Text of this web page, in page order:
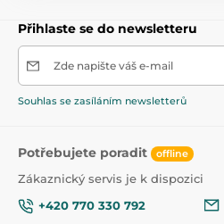
Přihlaste se do newsletteru
Zde napište váš e-mail
Souhlas se zasíláním newsletterů
Potřebujete poradit offline
Zákaznický servis je k dispozici
+420 770 330 792